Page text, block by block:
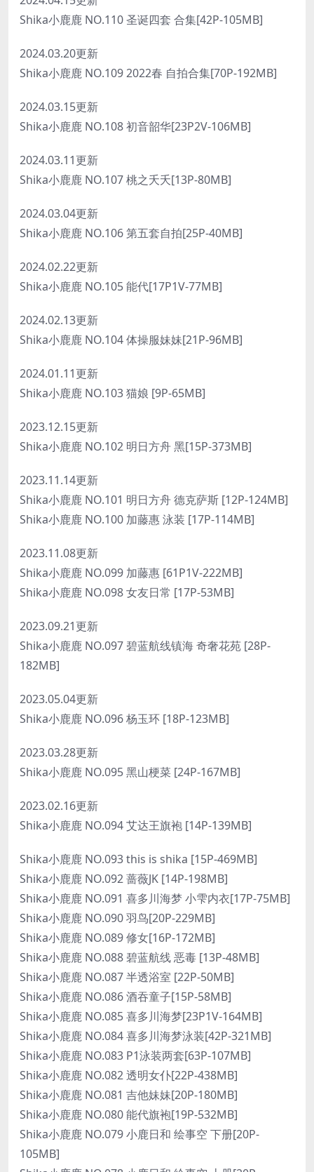
Shika小鹿鹿 NO.110 圣诞四套 合集[42P-105MB]
2024.03.20更新
Shika小鹿鹿 NO.109 2022春 自拍合集[70P-192MB]
2024.03.15更新
Shika小鹿鹿 NO.108 初音韶华[23P2V-106MB]
2024.03.11更新
Shika小鹿鹿 NO.107 桃之夭夭[13P-80MB]
2024.03.04更新
Shika小鹿鹿 NO.106 第五套自拍[25P-40MB]
2024.02.22更新
Shika小鹿鹿 NO.105 能代[17P1V-77MB]
2024.02.13更新
Shika小鹿鹿 NO.104 体操服妹妹[21P-96MB]
2024.01.11更新
Shika小鹿鹿 NO.103 猫娘 [9P-65MB]
2023.12.15更新
Shika小鹿鹿 NO.102 明日方舟 黑[15P-373MB]
2023.11.14更新
Shika小鹿鹿 NO.101 明日方舟 德克萨斯 [12P-124MB]
Shika小鹿鹿 NO.100 加藤惠 泳装 [17P-114MB]
2023.11.08更新
Shika小鹿鹿 NO.099 加藤惠 [61P1V-222MB]
Shika小鹿鹿 NO.098 女友日常 [17P-53MB]
2023.09.21更新
Shika小鹿鹿 NO.097 碧蓝航线镇海 奇奢花苑 [28P-
182MB]
2023.05.04更新
Shika小鹿鹿 NO.096 杨玉环 [18P-123MB]
2023.03.28更新
Shika小鹿鹿 NO.095 黑山梗菜 [24P-167MB]
2023.02.16更新
Shika小鹿鹿 NO.094 艾达王旗袍 [14P-139MB]
Shika小鹿鹿 NO.093 this is shika [15P-469MB]
Shika小鹿鹿 NO.092 蔷薇JK [14P-198MB]
Shika小鹿鹿 NO.091 喜多川海梦 小雫内衣[17P-75MB]
Shika小鹿鹿 NO.090 羽鸟[20P-229MB]
Shika小鹿鹿 NO.089 修女[16P-172MB]
Shika小鹿鹿 NO.088 碧蓝航线 恶毒 [13P-48MB]
Shika小鹿鹿 NO.087 半透浴室 [22P-50MB]
Shika小鹿鹿 NO.086 酒吞童子[15P-58MB]
Shika小鹿鹿 NO.085 喜多川海梦[23P1V-164MB]
Shika小鹿鹿 NO.084 喜多川海梦泳装[42P-321MB]
Shika小鹿鹿 NO.083 P1泳装两套[63P-107MB]
Shika小鹿鹿 NO.082 透明女仆[22P-438MB]
Shika小鹿鹿 NO.081 吉他妹妹[20P-180MB]
Shika小鹿鹿 NO.080 能代旗袍[19P-532MB]
Shika小鹿鹿 NO.079 小鹿日和 绘事空 下册[20P-
105MB]